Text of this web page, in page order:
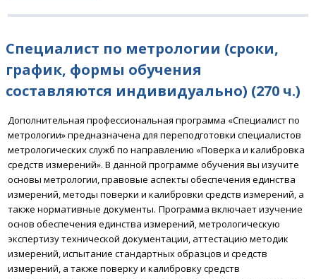
Специалист по метрологии (сроки,
график, формы обучения
составляются индивидуально) (270 ч.)
Дополнительная профессиональная программа «Специалист по
метрологии» предназначена для переподготовки специалистов
метрологических служб по направлению «Поверка и калибровка
средств измерений». В данной программе обучения вы изучите
основы метрологии, правовые аспекты обеспечения единства
измерений, методы поверки и калибровки средств измерений, а
также нормативные документы. Программа включает изучение
основ обеспечения единства измерений, метрологическую
экспертизу технической документации, аттестацию методик
измерений, испытание стандартных образцов и средств
измерений, а также поверку и калибровку средств